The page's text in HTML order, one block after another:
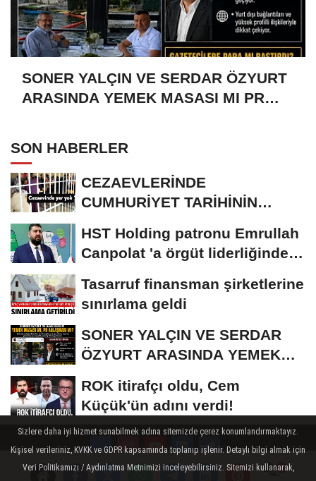
SONER YALÇIN VE SERDAR ÖZYURT
ARASINDA YEMEK MASASI MI PR
SON HABERLER
CEZAEVLERİNDE
CUMHURİYET TARİHİNİN
KİŞİ...
HST Holding patronu Emrullah
Canpolat 'a örgüt liderliğinden
Tasarruf finansman şirketlerine
sınırlama geldi
SONER YALÇIN VE SERDAR
ÖZYURT ARASINDA YEMEK
ROK itirafçı oldu, Cem
Küçük'ün adını verdi!
Sizlere daha iyi hizmet sunabilmek adına sitemizde çerez konumlandırmaktayız.
Kişisel verileriniz, KVKK ve GDPR kapsamında toplanıp işlenir. Detaylı bilgi almak için
Veri Politikamızı / Aydınlatma Metnimizi inceleyebilirsiniz. Sitemizi kullanarak,